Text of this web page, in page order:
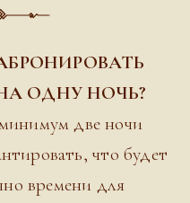
ОДНУ НОЧЬ?
две ночи
что будет
времени для